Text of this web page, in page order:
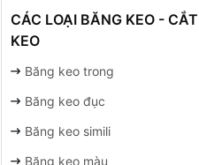
CÁC LOẠI BĂNG KEO - CẮT
KEO
Băng keo trong
Băng keo đục
Băng keo simili
Băng keo màu